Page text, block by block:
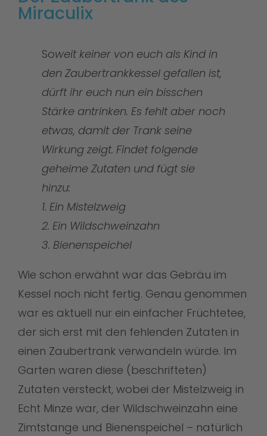
Miraculix
Soweit keiner von euch als Kind in
den Zaubertrankkessel gefallen ist,
dürft ihr euch nun ein bisschen
Stärke antrinken. Es fehlt aber noch
etwas, damit der Trank seine
Wirkung zeigt. Findet folgende
geheime Zutaten und fügt sie
hinzu:
1. Ein Mistelzweig
2. Ein Wildschweinzahn
3. Bienenspeichel
Wie schon erwähnt war das Gebräu im
Kessel noch nicht fertig. Genau genommen
war es aktuell nur ein einfacher Früchtetee,
der sich erst mit den fehlenden Zutaten in
einen Zaubertrank verwandeln würde. Im
Garten waren diese (beschrifteten)
Zutaten versteckt, wobei der Mistelzweig in
Echt Minze war, der Wildschweinzahn eine
Zimtstange und Bienenspeichel – natürlich